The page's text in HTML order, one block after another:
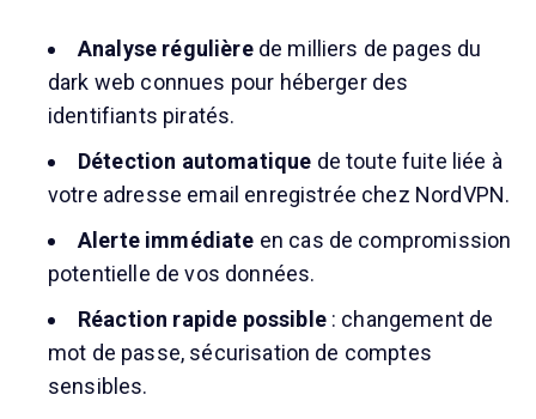
Analyse régulièrede milliers de pages du
dark web connues pour héberger des
identifiants piratés.
Détection automatique de toute fuite liée à
votre adresse email enregistrée chez NordVPN.
Alerte immédiate en cas de compromission
potentielle de vos données.
Réaction rapide possible: changement de
mot de passe, sécurisation de comptes
sensibles.